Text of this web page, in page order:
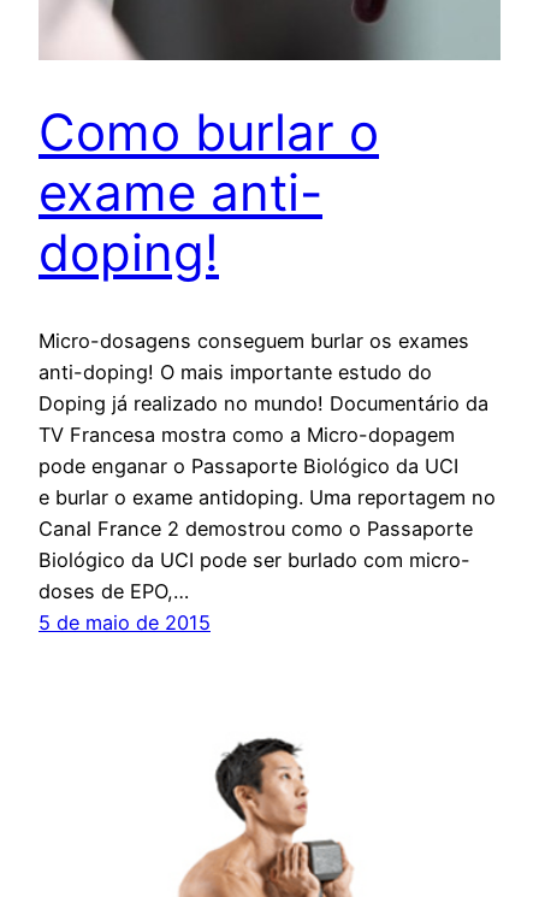
Como burlar o
exame anti-
doping!
Micro-dosagens conseguem burlar os exames
anti-doping! O mais importante estudo do
Doping já realizado no mundo! Documentário da
TV Francesa mostra como a Micro-dopagem
pode enganar o Passaporte Biológico da UCI
e burlar o exame antidoping. Uma reportagem no
Canal France 2 demostrou como o Passaporte
Biológico da UCI pode ser burlado com micro-
doses de EPO,…
5 de maio de 2015